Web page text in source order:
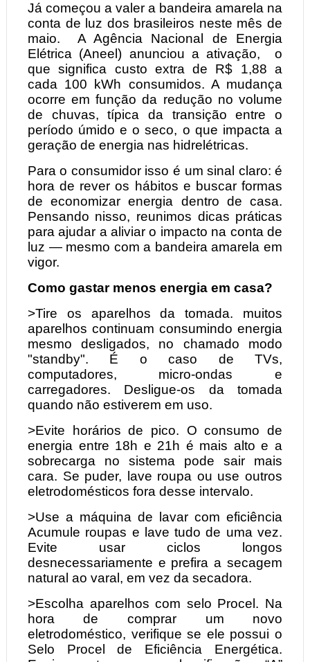
Já começou a valer a bandeira amarela na
conta de luz dos brasileiros neste mês de
maio. A Agência Nacional de Energia
Elétrica (Aneel) anunciou a ativação, o
que significa custo extra de R$ 1,88 a
cada 100 kWh consumidos. A mudança
ocorre em função da redução no volume
de chuvas, típica da transição entre o
período úmido e o seco, o que impacta a
geração de energia nas hidrelétricas.
Para o consumidor isso é um sinal claro: é
hora de rever os hábitos e buscar formas
de economizar energia dentro de casa.
Pensando nisso, reunimos dicas práticas
para ajudar a aliviar o impacto na conta de
luz — mesmo com a bandeira amarela em
vigor.
Como gastar menos energia em casa?
>Tire os aparelhos da tomada. muitos
aparelhos continuam consumindo energia
mesmo desligados, no chamado modo
"standby". É o caso de TVs,
computadores, micro-ondas e
carregadores. Desligue-os da tomada
quando não estiverem em uso.
>Evite horários de pico. O consumo de
energia entre 18h e 21h é mais alto e a
sobrecarga no sistema pode sair mais
cara. Se puder, lave roupa ou use outros
eletrodomésticos fora desse intervalo.
>Use a máquina de lavar com eficiência
Acumule roupas e lave tudo de uma vez.
Evite usar ciclos longos
desnecessariamente e prefira a secagem
natural ao varal, em vez da secadora.
>Escolha aparelhos com selo Procel. Na
hora de comprar um novo
eletrodoméstico, verifique se ele possui o
Selo Procel de Eficiência Energética.